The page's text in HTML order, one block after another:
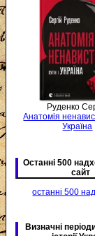
Руденко
Анатомія
Україна
Останні 500
сайт
останні 500
Визначні